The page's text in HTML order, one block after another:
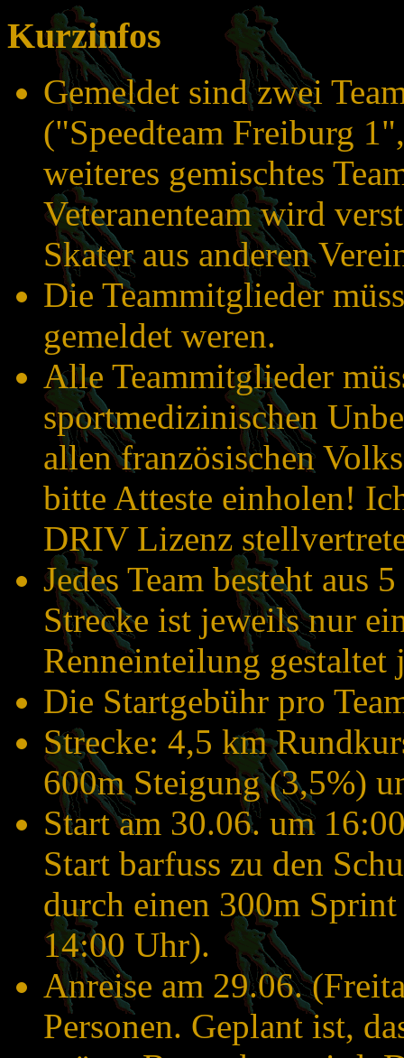
Kurzinfos
Gemeldet sind zwei
("Speedteam Freiburg
weiteres gemischtes
Veteranenteam wird
Skater aus anderen
Die Teammitglieder
gemeldet weren.
Alle Teammitglieder
sportmedizinischen
allen französischen
bitte Atteste einholen!
DRIV Lizenz
Jedes Team besteht aus
Strecke ist jeweils nur
Renneinteilung gestaltet
Die Startgebühr pro
Strecke: 4,5 km
600m Steigung (3,5%)
Start am 30.06. um
Start barfuss zu den
durch einen 300m
14:00 Uhr).
Anreise am 29.06.
Personen. Geplant ist,